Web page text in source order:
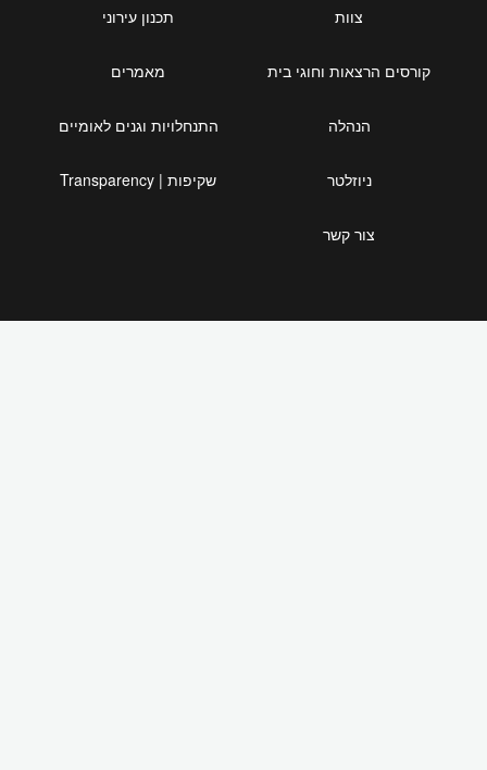
צוות תכנון עירוני
קורסים הרצאות וחוגי בית מאמרים
הנהלה התנחלויות וגנים לאומיים
ניוזלטר שקיפות | Transparency
צור קשר